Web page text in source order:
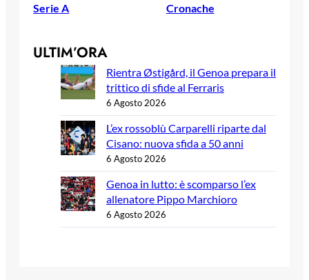
Serie A
Cronache
ULTIM’ORA
Rientra Østigård, il Genoa prepara il
trittico di sfide al Ferraris
6 Agosto 2026
L’ex rossoblù Carparelli riparte dal
Cisano: nuova sfida a 50 anni
6 Agosto 2026
Genoa in lutto: è scomparso l’ex
allenatore Pippo Marchioro
6 Agosto 2026